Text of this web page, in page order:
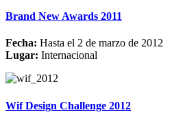
Brand New Awards 2011
Fecha: Hasta el 2 de marzo de 2012
Lugar: Internacional
Wif Design Challenge 2012